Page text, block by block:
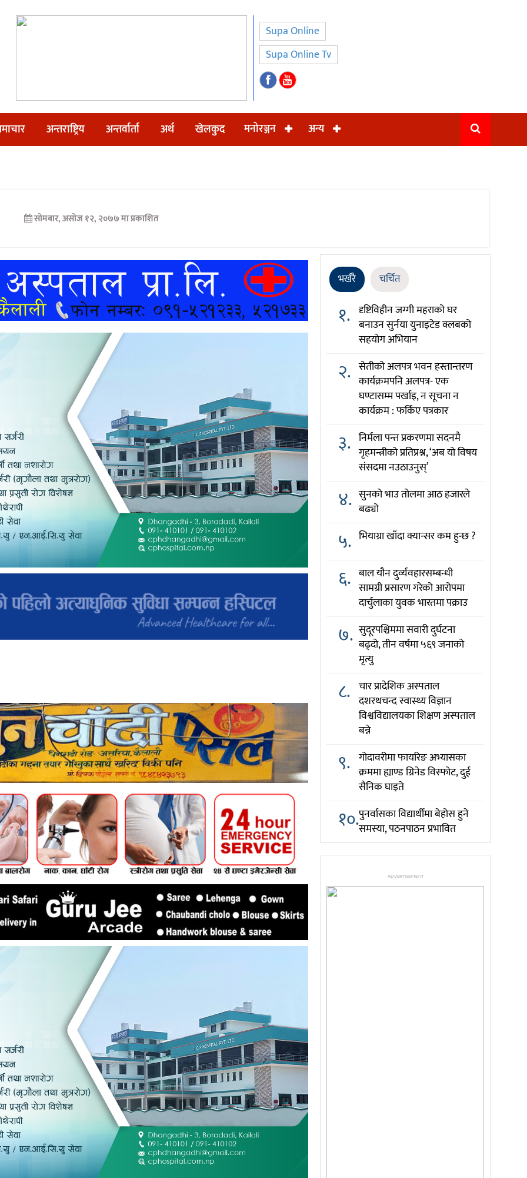
Supa Online
Supa Online Tv
अन्तराष्ट्रिय अन्तर्वार्ता अर्थ खेलकुद मनोरञ्जन अन्य
सोमबार, असोज १२, २०७७ मा प्रकाशित
भर्खरै चर्चित
१. दृष्टिविहीन जग्गी महराको घर
बनाउन सुर्नया युनाइटेड क्लबको
सहयोग अभियान
२. सेतीको अलपत्र भवन हस्तान्तरण
कार्यक्रमपनि अलपत्र- एक
घण्टासम्म पर्खाइ, न सूचना न
कार्यक्रम : फर्किए पत्रकार
३. निर्मला पन्त प्रकरणमा सदनमै
गृहमन्त्रीको प्रतिप्रश्न, ‘अब यो विषय
संसदमा नउठाउनुस्’
४. सुनको भाउ तोलमा आठ हजारले
बढ्यो
५. भियाग्रा खाँदा क्यान्सर कम हुन्छ ?
६. बाल यौन दुर्व्यवहारसम्बन्धी
सामग्री प्रसारण गरेको आरोपमा
दार्चुलाका युवक भारतमा पक्राउ
७. सुदूरपश्चिममा सवारी दुर्घटना
बढ्दो, तीन वर्षमा ५६९ जनाको
मृत्यु
८. चार प्रादेशिक अस्पताल
दशरथचन्द स्वास्थ्य विज्ञान
विश्वविद्यालयका शिक्षण अस्पताल
बन्ने
९. गोदावरीमा फायरिङ अभ्यासका
क्रममा ह्याण्ड ग्रिनेड विस्फोट, दुई
सैनिक घाइते
१०.पुनर्वासका विद्यार्थीमा बेहोस हुने
समस्या, पठनपाठन प्रभावित
ADVERTISEMENT